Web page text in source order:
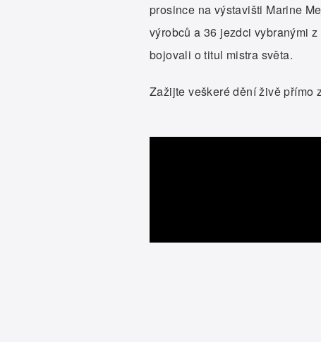
prosince na výstavišti Marine
výrobců a 36 jezdci vybranými
bojovali o titul mistra světa.
Zažijte veškeré dění živě přímo